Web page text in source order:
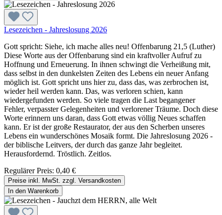
Lesezeichen - Jahreslosung 2026
Gott spricht: Siehe, ich mache alles neu! Offenbarung 21,5 (Luther)
Diese Worte aus der Offenbarung sind ein kraftvoller Aufruf zu
Hoffnung und Erneuerung. In ihnen schwingt die Verheißung mit,
dass selbst in den dunkelsten Zeiten des Lebens ein neuer Anfang
möglich ist. Gott spricht uns hier zu, dass das, was zerbrochen ist,
wieder heil werden kann. Das, was verloren schien, kann
wiedergefunden werden. So viele tragen die Last begangener
Fehler, verpasster Gelegenheiten und verlorener Träume. Doch diese
Worte erinnern uns daran, dass Gott etwas völlig Neues schaffen
kann. Er ist der große Restaurator, der aus den Scherben unseres
Lebens ein wunderschönes Mosaik formt. Die Jahreslosung 2026 -
der biblische Leitvers, der durch das ganze Jahr begleitet.
Herausfordernd. Tröstlich. Zeitlos.
Regulärer Preis: 0,40 €
Preise inkl. MwSt. zzgl. Versandkosten
In den Warenkorb